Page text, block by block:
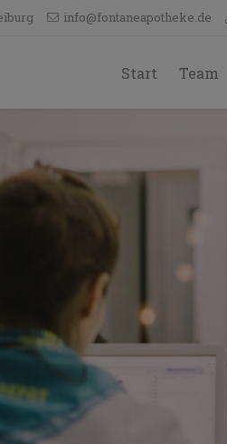
info@fontaneapotheke.de
Start Team